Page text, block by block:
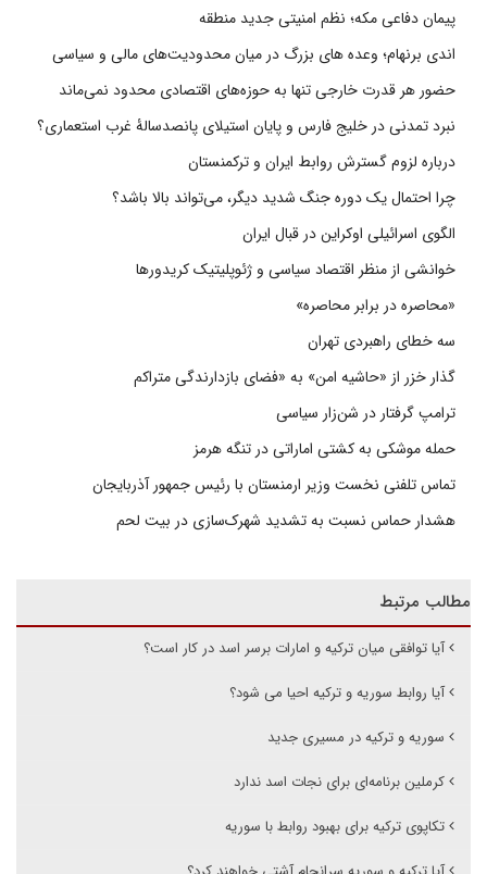
پیمان دفاعی مکه؛ نظم امنیتی جدید منطقه
اندی برنهام؛ وعده های بزرگ در میان محدودیت‌های مالی و سیاسی
حضور هر قدرت خارجی تنها به حوزه‌های اقتصادی محدود نمی‌ماند
نبرد تمدنی در خلیج فارس و پایان استیلای پانصدسالۀ غرب استعماری؟
درباره لزوم گسترش روابط ایران و ترکمنستان
چرا احتمال یک دوره جنگ شدید دیگر، می‌تواند بالا باشد؟
الگوی اسرائیلی اوکراین در قبال ایران
خوانشی از منظر اقتصاد سیاسی و ژئوپلیتیک کریدورها
«محاصره در برابر محاصره»
سه خطای راهبردی تهران
گذار خزر از «حاشیه امن» به «فضای بازدارندگی متراکم
ترامپ گرفتار در شن‌زار سیاسی
حمله موشکی به کشتی اماراتی در تنگه هرمز
تماس تلفنی نخست وزیر ارمنستان با رئیس جمهور آذربایجان
هشدار حماس نسبت به تشدید شهرک‌سازی در بیت‌ لحم
مطالب مرتبط
آیا توافقی میان ترکیه و امارات برسر اسد در کار است؟
آیا روابط سوریه و ترکیه احیا می شود؟
سوریه و ترکیه در مسیری جدید
کرملین برنامه‌ای برای نجات اسد ندارد
تکاپوی ترکیه برای بهبود روابط با سوریه